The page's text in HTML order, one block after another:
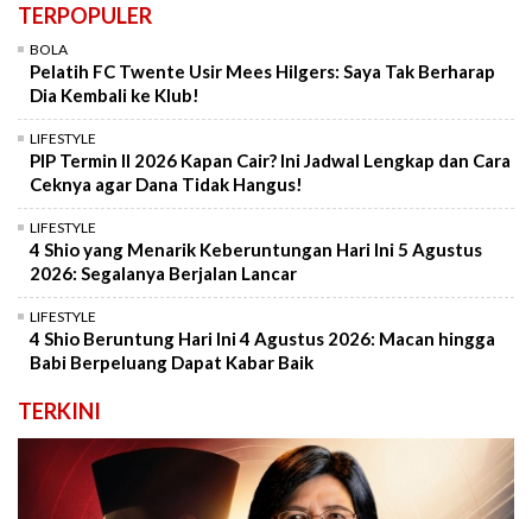
TERPOPULER
BOLA
Pelatih FC Twente Usir Mees Hilgers: Saya Tak Berharap
Dia Kembali ke Klub!
LIFESTYLE
PIP Termin II 2026 Kapan Cair? Ini Jadwal Lengkap dan Cara
Ceknya agar Dana Tidak Hangus!
LIFESTYLE
4 Shio yang Menarik Keberuntungan Hari Ini 5 Agustus
2026: Segalanya Berjalan Lancar
LIFESTYLE
4 Shio Beruntung Hari Ini 4 Agustus 2026: Macan hingga
Babi Berpeluang Dapat Kabar Baik
TERKINI